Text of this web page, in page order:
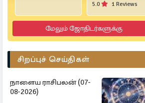
5.0 1 Reviews
மேலும் ஜோதிடர்களுக்கு
சிறப்புச் செய்திகள்
நாளைய ராசிபலன் (07-
08-2026)